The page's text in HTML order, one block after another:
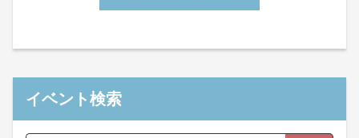
イベント検索